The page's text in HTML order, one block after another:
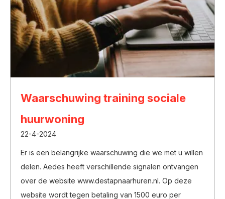
Waarschuwing training sociale
huurwoning
22-4-2024
Er is een belangrijke waarschuwing die we met u willen
delen. Aedes heeft verschillende signalen ontvangen
over de website www.destapnaarhuren.nl. Op deze
website wordt tegen betaling van 1500 euro per